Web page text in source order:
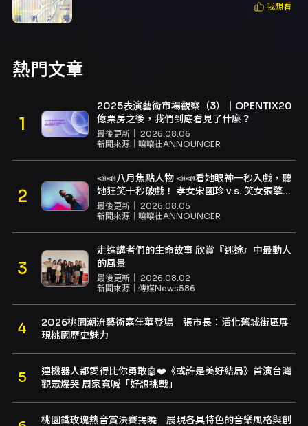
我想看
熱門文章
2025表演藝術市場觀察（3）｜OPENTIX20
億票房之後，我們到底看見了什麼？
最後更新｜ 2026.08.06
新聞來源｜ 嚷嚷社ANNOUNCER
📣📣八月焦點人物 📣📣看她眼神一秒入戲，聽
她狂笑十秒破戲！ 孝女宋國珍 v.s. 笑女張擎
佳：本是同根生，相約壓車別太急
最後更新｜ 2026.08.05
新聞來源｜ 嚷嚷社ANNOUNCER
走進講者們的生命故事 欣賞『迷途』中最動人
的風景
最後更新｜ 2026.08.02
新聞來源｜ 傳媒News586
2026桃園潮流藝術嘉年華登場 張市長：活化舊城街區展
現桃園歷史魅力
連機器人都愛得比你勇敢🤖❤️《或許是美好結局》首演台灣
觀眾爆哭 周家寬喊「好想挑戰」
桃園鐵玫瑰熱音賞決賽揭曉 展現各具特色的音樂風格與創